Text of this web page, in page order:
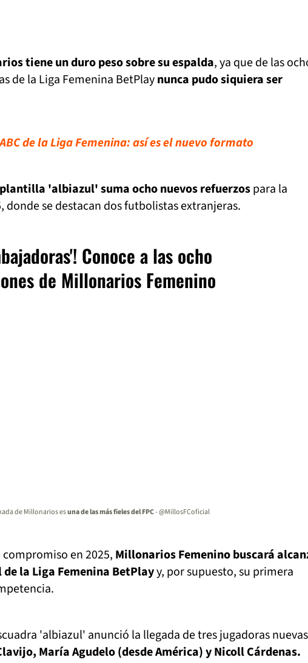
tiene un duro peso sobre su espalda, ya que de las
de la Liga Femenina BetPlaynunca pudo siquiera ser
ABC de la Liga Femenina: así es el nuevo formato
'albiazul' suma ocho nuevos refuerzospara la
donde se destacan dos futbolistas extranjeras.
Conoce a las ocho
de Millonarios Femenino
de Millonarios esuna de las más fieles del FPC- @MillosFCoficial
compromiso en 2025, Millonarios Femenino buscará
la Liga Femenina BetPlayy, por supuesto, su primera
'albiazul' anunció la llegada de tres jugadoras
María Agudelo (desde América) y Nicoll Cárdenas.